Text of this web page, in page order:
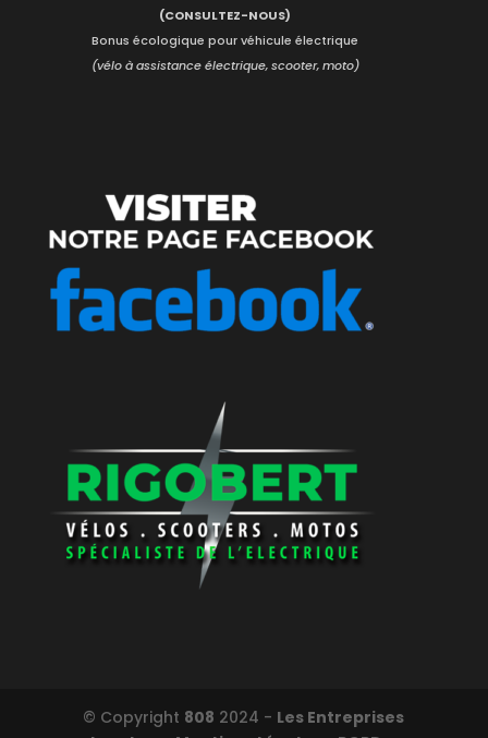
(CONSULTEZ-NOUS)
Bonus écologique pour véhicule électrique
(vélo à assistance électrique, scooter, moto)
© Copyright 808 2024 - Les Entreprises